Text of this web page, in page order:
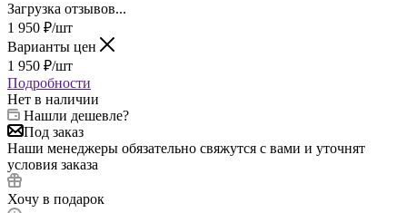
Загрузка отзывов...
1 950 ₽/шт
Варианты цен
1 950 ₽/шт
Подробности
Нет в наличии
Нашли дешевле?
Под заказ
Наши менеджеры обязательно свяжутся с вами и уточнят
условия заказа
Хочу в подарок